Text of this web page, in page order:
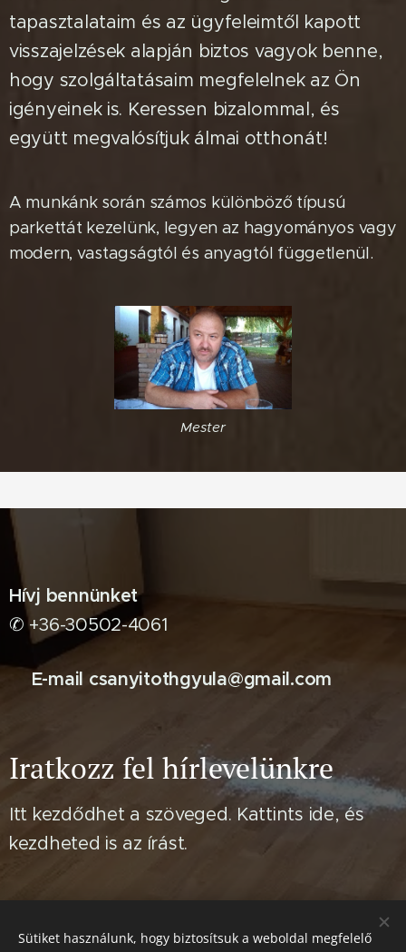
tapasztalataim és az ügyfeleimtől kapott
visszajelzések alapján biztos vagyok benne,
hogy szolgáltatásaim megfelelnek az Ön
igényeinek is. Keressen bizalommal, és
együtt megvalósítjuk álmai otthonát!
A munkánk során számos különböző típusú
parkettát kezelünk, legyen az hagyományos vagy
modern, vastagságtól és anyagtól függetlenül.
Mester
Hívj bennünket
✆ +36-30502-4061
✉️E-mail csanyitothgyula@gmail.com
Iratkozz fel hírlevelünkre
Itt kezdődhet a szöveged. Kattints ide, és
kezdheted is az írást.
Sütiket használunk, hogy biztosítsuk a weboldal megfelelő